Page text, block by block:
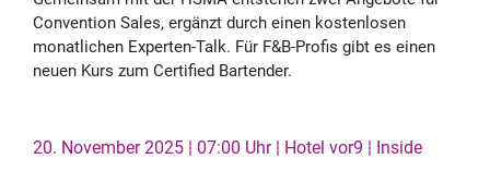
Convention Sales, ergänzt durch einen kostenlosen
monatlichen Experten-Talk. Für F&B-Profis gibt es einen
neuen Kurs zum Certified Bartender.
20. November 2025 | 07:00 Uhr | Hotel vor9 | Inside